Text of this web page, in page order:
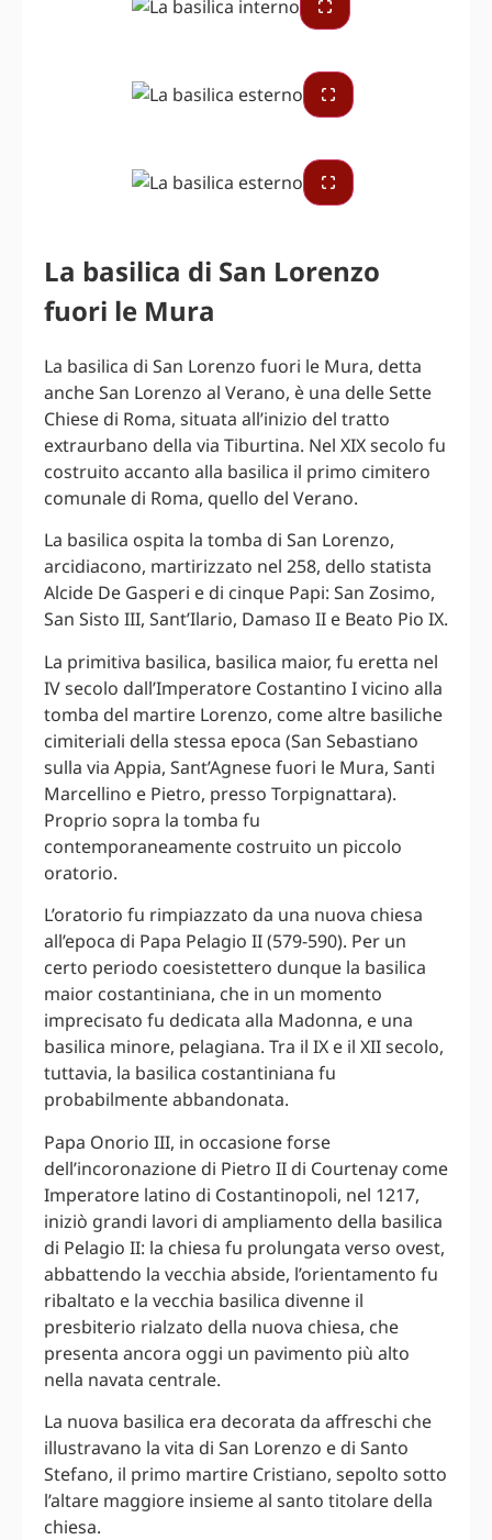
La basilica di San Lorenzo
fuori le Mura
La basilica di San Lorenzo fuori le Mura, detta
anche San Lorenzo al Verano, è una delle Sette
Chiese di Roma, situata all’inizio del tratto
extraurbano della via Tiburtina. Nel XIX secolo fu
costruito accanto alla basilica il primo cimitero
comunale di Roma, quello del Verano.
La basilica ospita la tomba di San Lorenzo,
arcidiacono, martirizzato nel 258, dello statista
Alcide De Gasperi e di cinque Papi: San Zosimo,
San Sisto III, Sant’Ilario, Damaso II e Beato Pio IX.
La primitiva basilica, basilica maior, fu eretta nel
IV secolo dall’Imperatore Costantino I vicino alla
tomba del martire Lorenzo, come altre basiliche
cimiteriali della stessa epoca (San Sebastiano
sulla via Appia, Sant’Agnese fuori le Mura, Santi
Marcellino e Pietro, presso Torpignattara).
Proprio sopra la tomba fu
contemporaneamente costruito un piccolo
oratorio.
L’oratorio fu rimpiazzato da una nuova chiesa
all’epoca di Papa Pelagio II (579-590). Per un
certo periodo coesistettero dunque la basilica
maior costantiniana, che in un momento
imprecisato fu dedicata alla Madonna, e una
basilica minore, pelagiana. Tra il IX e il XII secolo,
tuttavia, la basilica costantiniana fu
probabilmente abbandonata.
Papa Onorio III, in occasione forse
dell’incoronazione di Pietro II di Courtenay come
Imperatore latino di Costantinopoli, nel 1217,
iniziò grandi lavori di ampliamento della basilica
di Pelagio II: la chiesa fu prolungata verso ovest,
abbattendo la vecchia abside, l’orientamento fu
ribaltato e la vecchia basilica divenne il
presbiterio rialzato della nuova chiesa, che
presenta ancora oggi un pavimento più alto
nella navata centrale.
La nuova basilica era decorata da affreschi che
illustravano la vita di San Lorenzo e di Santo
Stefano, il primo martire Cristiano, sepolto sotto
l’altare maggiore insieme al santo titolare della
chiesa.